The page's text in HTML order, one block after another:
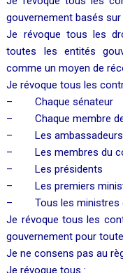
gouvernement basés
Je révoque tous les
toutes les entités
comme un moyen de
Je révoque tous les
– Chaque sénateur
– Chaque membre de
– Les ambassadeurs
– Les membres du
– Les présidents
– Les premiers
– Tous les ministres
Je révoque tous les
gouvernement pour
Je ne consens pas au
Je révoque tous :